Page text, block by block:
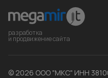
разработка
и продвижение сайта
© 2026 ООО "МКС" ИНН